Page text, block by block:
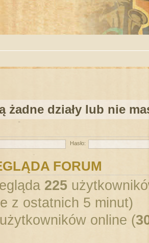
żadne działy lub nie
Hasło:
FORUM
225
z ostatnich 5 minut)
online (